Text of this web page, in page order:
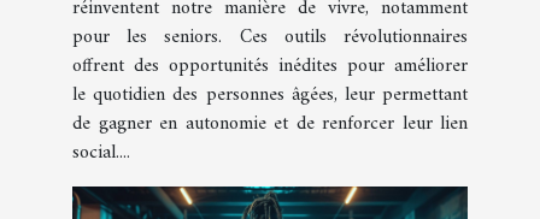
réinventent notre manière de vivre, notamment
pour les seniors. Ces outils révolutionnaires
offrent des opportunités inédites pour améliorer
le quotidien des personnes âgées, leur permettant
de gagner en autonomie et de renforcer leur lien
social....